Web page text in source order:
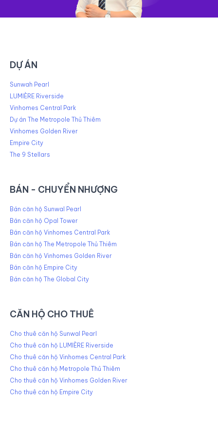
DỰ ÁN
Sunwah Pearl
LUMIÈRE Riverside
Vinhomes Central Park
Dự án The Metropole Thủ Thiêm
Vinhomes Golden River
Empire City
The 9 Stellars
BÁN - CHUYỂN NHƯỢNG
Bán căn hộ Sunwal Pearl
Bán căn hộ Opal Tower
Bán căn hộ Vinhomes Central Park
Bán căn hộ The Metropole Thủ Thiêm
Bán căn hộ Vinhomes Golden River
Bán căn hộ Empire City
Bán căn hộ The Global City
CĂN HỘ CHO THUÊ
Cho thuê căn hộ Sunwal Pearl
Cho thuê căn hộ LUMIÈRE Riverside
Cho thuê căn hộ Vinhomes Central Park
Cho thuê căn hộ Metropole Thủ Thiêm
Cho thuê căn hộ Vinhomes Golden River
Cho thuê căn hộ Empire City